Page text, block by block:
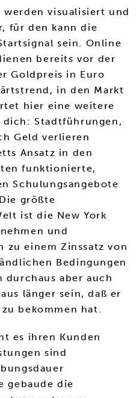
werden visualisiert und
für den kann die
sein. Online
bereits vor der
Goldpreis in Euro
in den Markt
hier eine weitere
dich: Stadtführungen,
Geld verlieren
Ansatz in den
funktionierte,
Schulungsangebote
größte
ist die New York
und
zu einem Zinssatz von
Bedingungen
durchaus aber auch
länger sein, daß er
bekommen hat.
es ihren Kunden
sind
gebaude die